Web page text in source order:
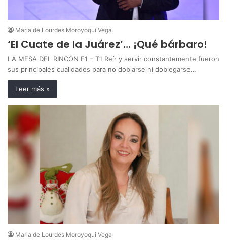
Maria de Lourdes Moroyoqui Vega
‘El Cuate de la Juárez’… ¡Qué bárbaro!
LA MESA DEL RINCÓN E1 – T1 Reír y servir constantemente fueron
sus principales cualidades para no doblarse ni doblegarse…
Leer más »
Maria de Lourdes Moroyoqui Vega